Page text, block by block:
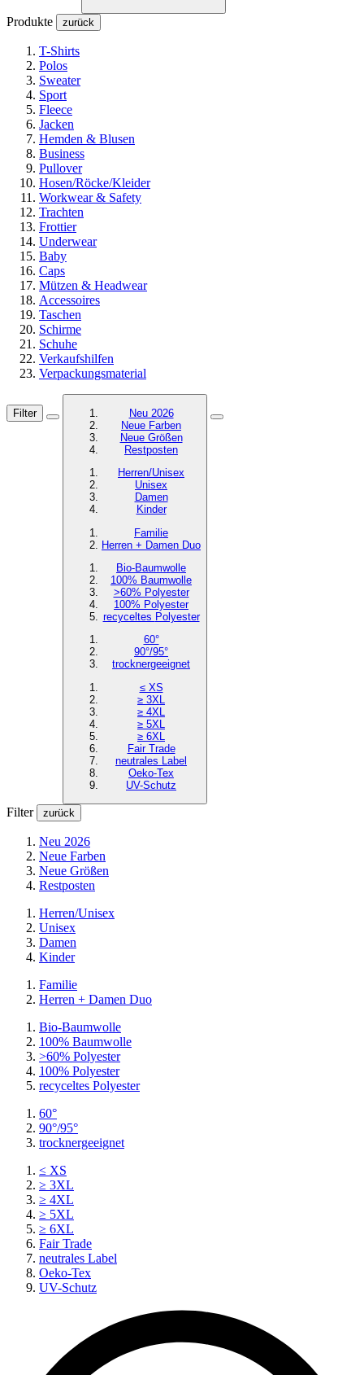
Produkte zurück
T-Shirts
Polos
Sweater
Sport
Fleece
Jacken
Hemden & Blusen
Business
Pullover
Hosen/Röcke/Kleider
Workwear & Safety
Trachten
Frottier
Underwear
Baby
Caps
Mützen & Headwear
Accessoires
Taschen
Schirme
Schuhe
Verkaufshilfen
Verpackungsmaterial
Filter
Neu 2026
Neue Farben
Neue Größen
Restposten
Herren/Unisex
Unisex
Damen
Kinder
Familie
Herren + Damen Duo
Bio-Baumwolle
100% Baumwolle
>60% Polyester
100% Polyester
recyceltes Polyester
60°
90°/95°
trocknergeeignet
≤ XS
≥ 3XL
≥ 4XL
≥ 5XL
≥ 6XL
Fair Trade
neutrales Label
Oeko-Tex
UV-Schutz
Filter zurück
Neu 2026
Neue Farben
Neue Größen
Restposten
Herren/Unisex
Unisex
Damen
Kinder
Familie
Herren + Damen Duo
Bio-Baumwolle
100% Baumwolle
>60% Polyester
100% Polyester
recyceltes Polyester
60°
90°/95°
trocknergeeignet
≤ XS
≥ 3XL
≥ 4XL
≥ 5XL
≥ 6XL
Fair Trade
neutrales Label
Oeko-Tex
UV-Schutz